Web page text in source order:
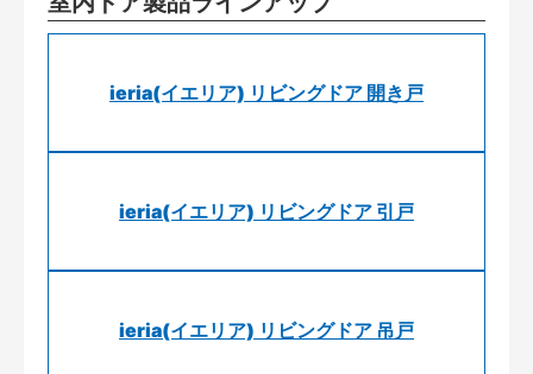
ieria(イエリア) リビングドア 開き戸
ieria(イエリア) リビングドア 引戸
ieria(イエリア) リビングドア 吊戸